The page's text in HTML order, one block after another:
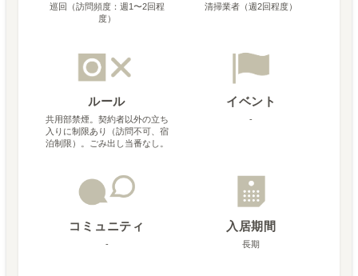
巡回（訪問頻度：週1〜2回程
度）
清掃業者（週2回程度）
ルール
共用部禁煙。契約者以外の立ち
入りに制限あり（訪問不可、宿
泊制限）。ごみ出し当番なし。
イベント
-
コミュニティ
-
入居期間
長期